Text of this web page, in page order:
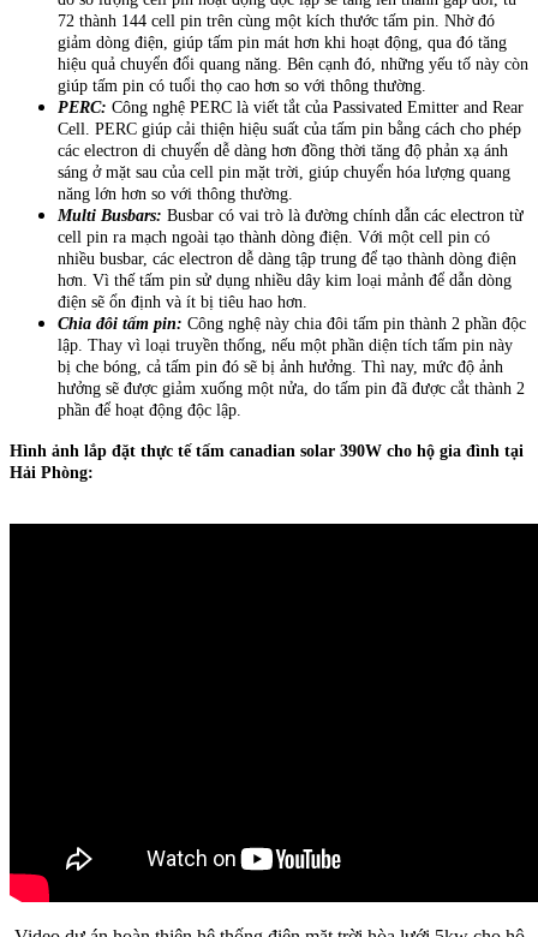
72 thành 144 cell pin trên cùng một kích thước tấm pin. Nhờ đó
giảm dòng điện, giúp tấm pin mát hơn khi hoạt động, qua đó tăng
hiệu quả chuyển đổi quang năng. Bên cạnh đó, những yếu tố này còn
giúp tấm pin có tuổi thọ cao hơn so với thông thường.
PERC: Công nghệ PERC là viết tắt của Passivated Emitter and Rear
Cell. PERC giúp cải thiện hiệu suất của tấm pin bằng cách cho phép
các electron di chuyển dễ dàng hơn đồng thời tăng độ phản xạ ánh
sáng ở mặt sau của cell pin mặt trời, giúp chuyển hóa lượng quang
năng lớn hơn so với thông thường.
Multi Busbars: Busbar có vai trò là đường chính dẫn các electron từ
cell pin ra mạch ngoài tạo thành dòng điện. Với một cell pin có
nhiều busbar, các electron dễ dàng tập trung để tạo thành dòng điện
hơn. Vì thế tấm pin sử dụng nhiều dây kim loại mảnh để dẫn dòng
điện sẽ ổn định và ít bị tiêu hao hơn.
Chia đôi tấm pin: Công nghệ này chia đôi tấm pin thành 2 phần độc
lập. Thay vì loại truyền thống, nếu một phần diện tích tấm pin này
bị che bóng, cả tấm pin đó sẽ bị ảnh hưởng. Thì nay, mức độ ảnh
hưởng sẽ được giảm xuống một nửa, do tấm pin đã được cắt thành 2
phần để hoạt động độc lập.
Hình ảnh lắp đặt thực tế tấm canadian solar 390W cho hộ gia đình tại
Hải Phòng: